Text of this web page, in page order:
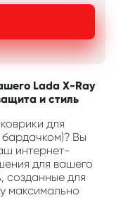
Lada X-Ray
и стиль
для
Вы
интернет-
для вашего
созданные для
максимально